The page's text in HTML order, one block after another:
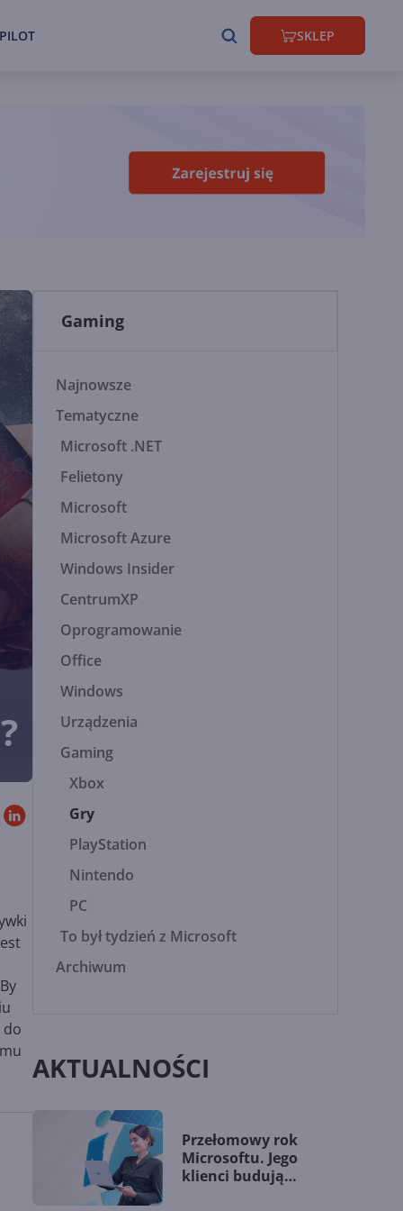
SKLEP
do
Gaming
Najnowsze
Tematyczne
Microsoft .NET
Felietony
Microsoft
Microsoft Azure
Windows Insider
CentrumXP
Oprogramowanie
Office
Windows
Urządzenia
Gaming
Xbox
Gry
PlayStation
Nintendo
PC
To był tydzień z Microsoft
Archiwum
AKTUALNOŚCI
Przełomowy rok
Microsoftu. Jego
klienci budują